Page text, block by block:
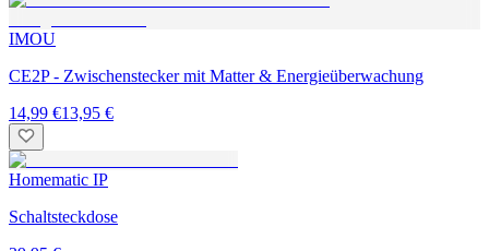
IMOU
CE2P - Zwischenstecker mit Matter & Energieüberwachung
14,99 €13,95 €
Homematic IP
Schaltsteckdose